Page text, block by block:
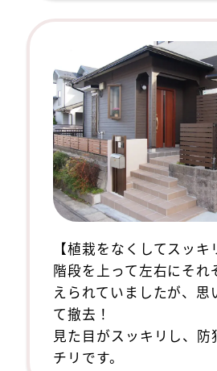
【植栽をなくしてスッキ
階段を上って左右にそれ
えられていましたが、思
て撤去！
見た目がスッキリし、防
チリです。